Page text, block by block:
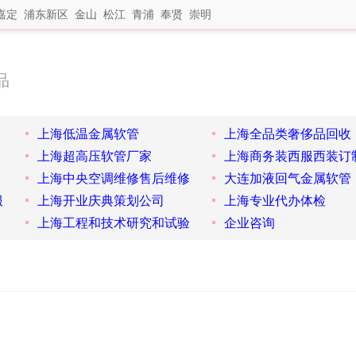
定 浦东新区 金山 松江 青浦 奉贤 崇明
上海低温金属软管
上海全品类奢侈品回收
上海超高压软管厂家
上海商务装西服西装订
上海中央空调维修售后维修
大连加液回气金属软管
上海开业庆典策划公司
上海专业代办体检
上海工程和技术研究和试验
企业咨询